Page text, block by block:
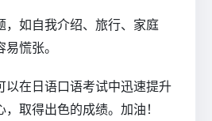
，如自我介绍、旅行、家庭
慌张。
以在日语口语考试中迅速提升
取得出色的成绩。加油！